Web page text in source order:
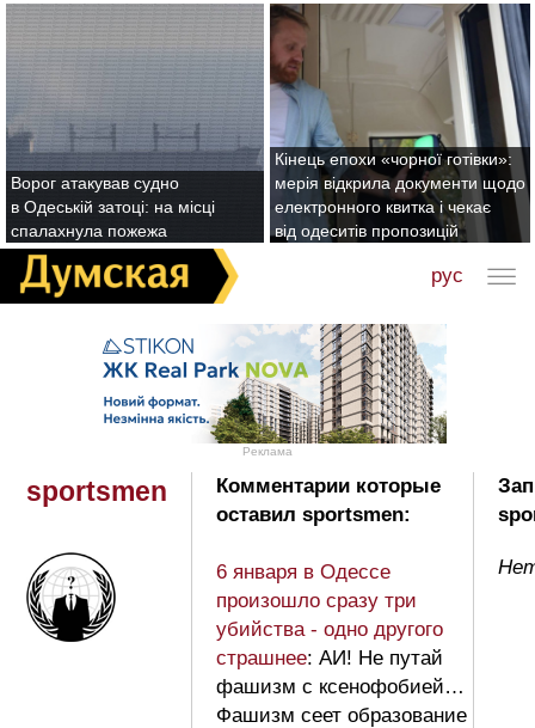
Ворог атакував судно
в Одеській затоці: на місці
спалахнула пожежа
Кінець епохи «чорної готівки»:
мерія відкрила документи щодо
електронного квитка і чекає
від одеситів пропозицій
рус
Реклама
sportsmen
Комментарии которые
оставил sportsmen:
6 января в Одессе
произошло сразу три
убийства - одно другого
страшнее: АИ! Не путай
фашизм с ксенофобией…
Фашизм сеет образование